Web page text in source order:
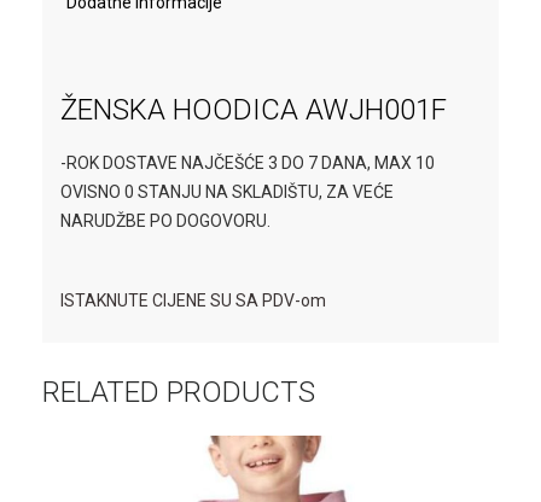
ŽENSKA HOODICA AWJH001F
-ROK DOSTAVE NAJČEŠĆE 3 DO 7 DANA, MAX 10
OVISNO 0 STANJU NA SKLADIŠTU, ZA VEĆE
NARUDŽBE PO DOGOVORU.
ISTAKNUTE CIJENE SU SA PDV-om
RELATED PRODUCTS